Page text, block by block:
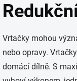
Vrtačky mohou
nebo opravy.
domácí dílně. S